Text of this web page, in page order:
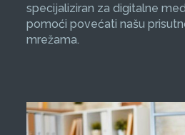
specijaliziran za digitalne
pomoći povećati našu
mrežama.